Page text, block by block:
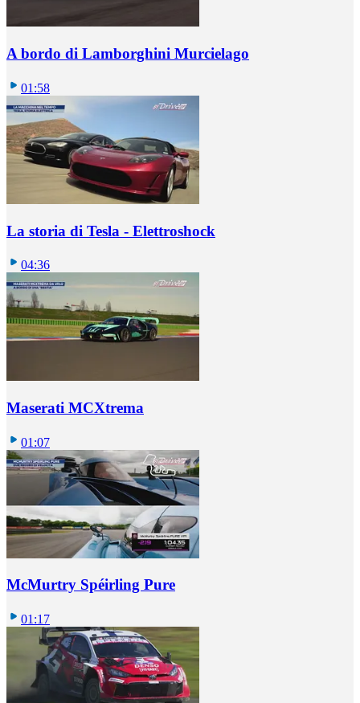
A bordo di Lamborghini Murcielago
01:58
La storia di Tesla - Elettroshock
04:36
Maserati MCXtrema
01:07
McMurtry Spéirling Pure
01:17